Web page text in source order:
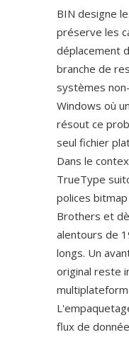
BIN designe
préserve les
déplacement
branche de
systèmes
Windows où
résout ce
seul fichier
Dans le
TrueType
polices
Brothers et
alentours de
longs. Un
original reste
flux de